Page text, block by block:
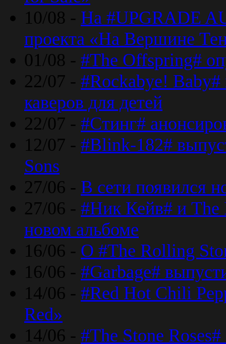
10/08 - На #UPGRADE
проекта «На Вершине
01/08 - #The Offspring#
22/07 - #Rockabye!
каверов для детей
22/07 - #Стинг#
12/07 - #Blink-182#
Sons
27/06 - В сети появился
27/06 - #Ник Кейв# и The
новом альбоме
16/06 - О #The Rolling
16/06 - #Garbage#
14/06 - #Red Hot Chili
Red»
14/06 - #The Stone